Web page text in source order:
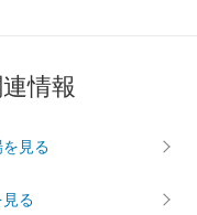
70R14 91S 195/
情報
見る
る